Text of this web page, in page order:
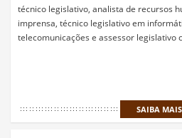
técnico legislativo, analista de recursos
imprensa, técnico legislativo em
telecomunicações e assessor legislativo
SAIBA MAIS